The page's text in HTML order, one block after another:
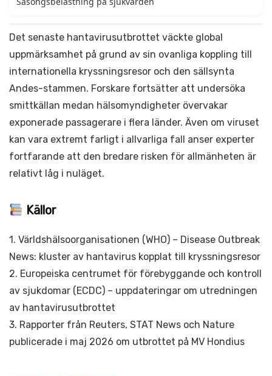
Det senaste hantavirusutbrottet väckte global
uppmärksamhet på grund av sin ovanliga koppling till
internationella kryssningsresor och den sällsynta
Andes-stammen. Forskare fortsätter att undersöka
smittkällan medan hälsomyndigheter övervakar
exponerade passagerare i flera länder. Även om viruset
kan vara extremt farligt i allvarliga fall anser experter
fortfarande att den bredare risken för allmänheten är
relativt låg i nuläget.
Källor
1. Världshälsoorganisationen (WHO) – Disease Outbreak
News: kluster av hantavirus kopplat till kryssningsresor
2. Europeiska centrumet för förebyggande och kontroll
av sjukdomar (ECDC) – uppdateringar om utredningen
av hantavirusutbrottet
3. Rapporter från Reuters, STAT News och Nature
publicerade i maj 2026 om utbrottet på MV Hondius